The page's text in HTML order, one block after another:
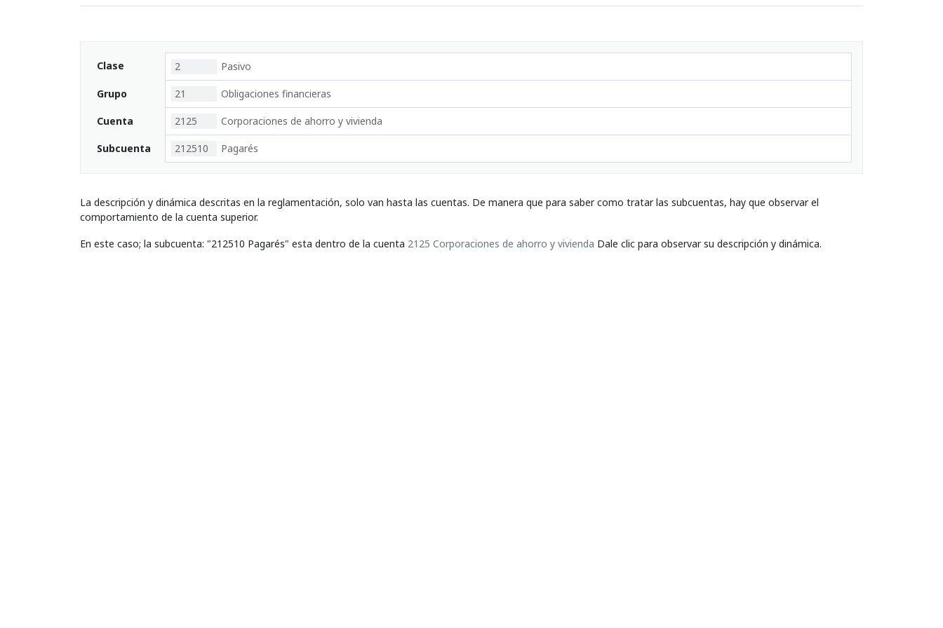
Clase 2 Pasivo
Grupo 21 Obligaciones financieras
Cuenta 2125 Corporaciones de ahorro y vivienda
Subcuenta 212510 Pagarés
La descripción y dinámica descritas en la reglamentación, solo van hasta las cuentas. De manera que para saber como tratar las subcuentas, hay que observar el
comportamiento de la cuenta superior.
En este caso; la subcuenta: "212510 Pagarés" esta dentro de la cuenta 2125 Corporaciones de ahorro y vivienda Dale clic para observar su descripción y dinámica.